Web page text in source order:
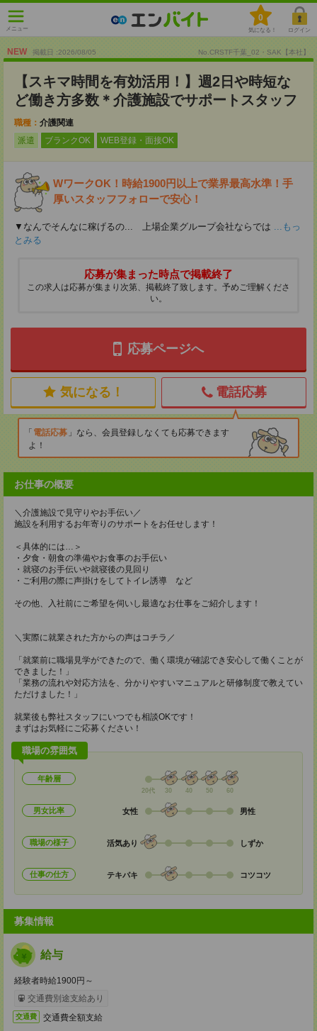
メニュー
0
気になる！ ログイン
NEW 掲載日 :2026/08/05 No.CRSTF千葉_02・SAK【本社】
【スキマ時間を有効活用！】週2日や時短な
ど働き方多数＊介護施設でサポートスタッフ
職種： 介護関連
派遣
ブランクOK WEB登録・面接OK
WワークOK！時給1900円以上で業界最高水準！手
厚いスタッフフォローで安心！
▼なんでそんなに稼げるの... 上場企業グループ会社ならでは ...もっ
とみる
応募が集まった時点で掲載終了
この求人は応募が集まり次第、掲載終了致します。予めご理解くださ
い。
応募ページへ
気になる！ 電話応募
電話応募
なら、会員登録しなくても応募できます
よ！
お仕事の概要
＼介護施設で見守りやお手伝い／
施設を利用するお年寄りのサポートをお任せします！
＜具体的には…＞
・夕食・朝食の準備やお食事のお手伝い
・就寝のお手伝いや就寝後の見回り
・ご利用の際に声掛けをしてトイレ誘導 など
その他、入社前にご希望を伺いし最適なお仕事をご紹介します！
＼実際に就業された方からの声はコチラ／
「就業前に職場見学ができたので、働く環境が確認でき安心して働くことが
できました！」
「業務の流れや対応方法を、分かりやすいマニュアルと研修制度で教えてい
ただけました！」
就業後も弊社スタッフにいつでも相談OKです！
まずはお気軽にご応募ください！
職場の雰囲気
年齢層
20代 30 40 50 60
男女比率 女性 男性
職場の様子 活気あり しずか
仕事の仕方 テキパキ コツコツ
募集情報
給与
経験者時給1900円～
交通費別途支給あり
交通費 交通費全額支給